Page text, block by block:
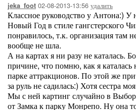
jeka_foot 02-08-2013-13:56 удалить
Классное руководство у Антона:) У
Новый Год в стиле гангстерского
понравилось, т.к. организация там
вообще не шла.
А на картах я ни разу не каталась.
причине, что помню, как я
парке аттракционов. По этой же
за руль не садилась:) Хотя сестра
Мы с ней картинг случайно в
от Замка к парку Монрепо. Ну она